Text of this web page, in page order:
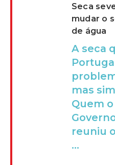
Seca
mudar o
de água
A seca
mas
Quem
reuniu
...